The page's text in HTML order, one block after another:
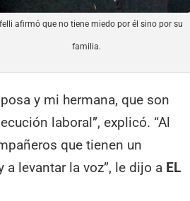
afirmó que no tiene miedo por él sino por su
familia.
y mi hermana, que son
laboral”, explicó. “Al
que tienen un
levantar la voz”, le dijo a EL